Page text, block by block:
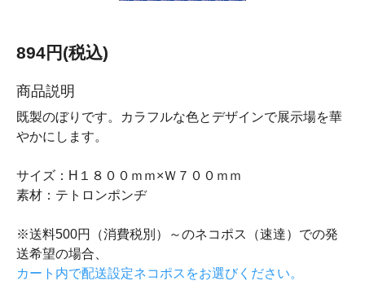
894円(税込)
商品説明
既製のぼりです。カラフルな色とデザインで展示場を華
やかにします。
サイズ：H１８００ｍｍ×Ｗ７００ｍｍ
素材：テトロンポンヂ
※送料500円（消費税別）～のネコポス（速達）での発
送希望の場合、
カート内で配送設定ネコポスをお選びください。